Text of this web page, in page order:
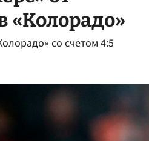
«Колорадо»
со счетом 4:5